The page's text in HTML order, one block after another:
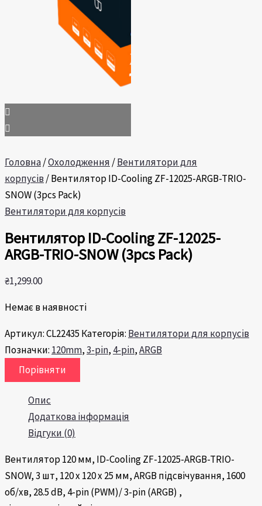
Головна/Охолодження /Вентилятори для
корпусів / Вентилятор ID-Cooling ZF-12025-ARGB-TRIO-
SNOW (3pcs Pack)
Вентилятори для корпусів
Вентилятор ID-Cooling ZF-12025-
ARGB-TRIO-SNOW (3pcs Pack)
₴1,299.00
Немає в наявності
Артикул:CL22435 Категорія: Вентилятори для корпусів
Позначки: 120mm,3-pin, 4-pin,ARGB
Порівняти
Опис
Додаткова інформація
Відгуки (0)
Вентилятор 120 мм, ID-CoolingZF-12025-ARGB-TRIO-
SNOW, 3 шт, 120 х 120 х 25 мм, ARGB підсвічування, 1600
об/хв, 28.5 dB, 4-pin (PWM)/ 3-pin (ARGB) ,